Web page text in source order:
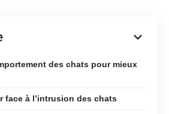
des chats pour mieux
face à l’intrusion des chats